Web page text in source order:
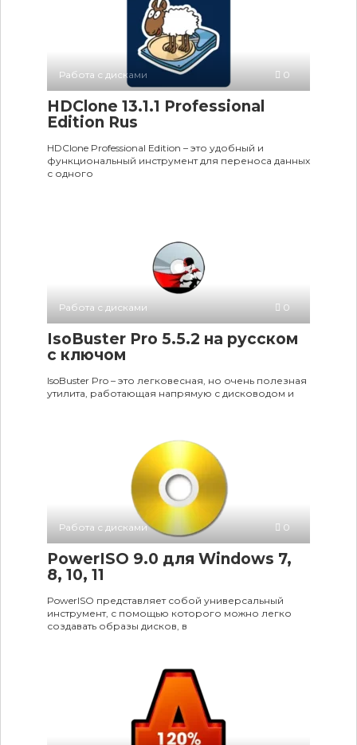
Работа с дисками 0
HDClone 13.1.1 Professional
Edition Rus
HDClone Professional Edition – это удобный и
функциональный инструмент для переноса данных
с одного
Работа с дисками 0
IsoBuster Pro 5.5.2 на русском
c ключом
IsoBuster Pro – это легковесная, но очень полезная
утилита, работающая напрямую с дисководом и
Работа с дисками 0
PowerISO 9.0 для Windows 7,
8, 10, 11
PowerISO представляет собой универсальный
инструмент, с помощью которого можно легко
создавать образы дисков, в